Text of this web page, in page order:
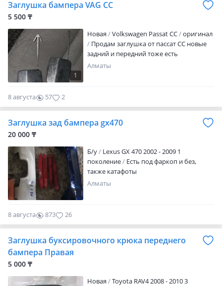
Заглушка бампера VAG CC
5 500 ₸
1
Новая Volkswagen Passat CC
оригинал
Продам заглушка от пассат СС новые
задний и передний тоже есть
Алматы
8 августа 57 2
Заглушка зад бампера gx470
20 000 ₸
1
Б/y
Lexus GX 470 2002 - 2009 1
поколение
Есть под фаркоп и без,
также катафоты
Алматы
8 августа 873 26
Заглушка буксировочного крюка переднего
бампера Правая
5 000 ₸
Новая
Toyota RAV4 2008 - 2010 3